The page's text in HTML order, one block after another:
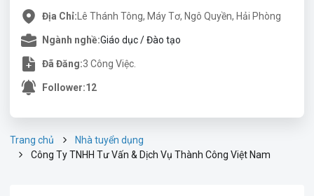
Địa Chỉ:Lê Thánh Tông, Máy Tơ, Ngô Quyền, Hải Phòng
Ngành nghề:Giáo dục / Đào tạo
Đã Đăng:3 Công Việc.
Follower:12
Trang chủ
Nhà tuyển dụng
Công Ty TNHH Tư Vấn & Dịch Vụ Thành Công Việt Nam